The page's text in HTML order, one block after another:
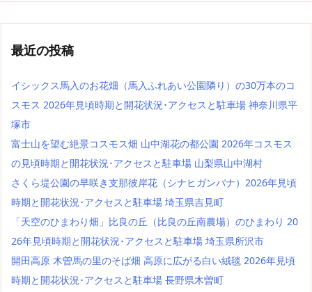
最近の投稿
イシックス馬入のお花畑（馬入ふれあい公園隣り）の30万本のコ
スモス 2026年見頃時期と開花状況･アクセスと駐車場 神奈川県平
塚市
富士山を望む絶景コスモス畑 山中湖花の都公園 2026年コスモス
の見頃時期と開花状況･アクセスと駐車場 山梨県山中湖村
さくら堤公園の早咲き支那彼岸花（シナヒガンバナ）2026年見頃
時期と開花状況･アクセスと駐車場 埼玉県吉見町
「天空のひまわり畑」比良の丘（比良の丘南農場）のひまわり 20
26年見頃時期と開花状況･アクセスと駐車場 埼玉県所沢市
開田高原 木曽馬の里のそば畑 高原に広がる白い絨毯 2026年見頃
時期と開花状況･アクセスと駐車場 長野県木曽町